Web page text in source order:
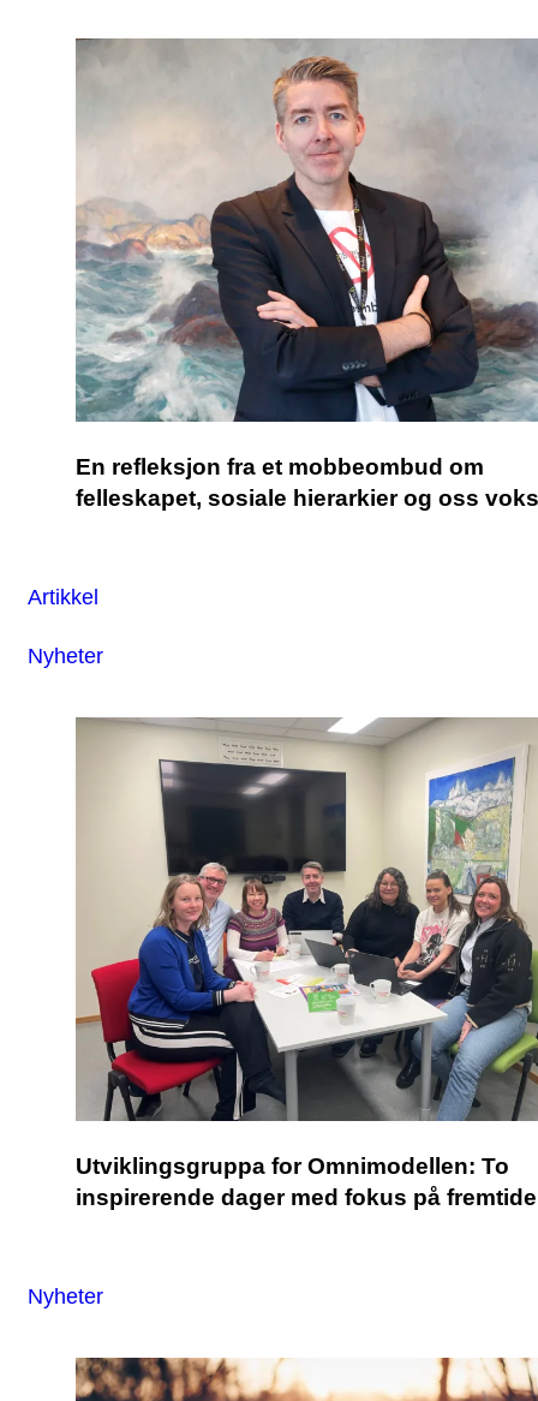
En refleksjon fra et mobbeombud om
felleskapet, sosiale hierarkier og oss
Artikkel
Nyheter
Utviklingsgruppa for Omnimodellen: To
inspirerende dager med fokus på
Nyheter